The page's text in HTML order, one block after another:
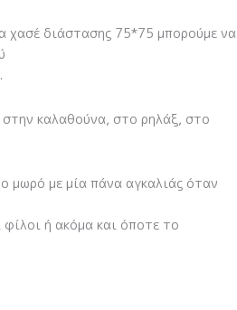
χασέ διάστασης 75*75 μπορούμε να
καλαθούνα, στο ρηλάξ, στο
μωρό με μία πάνα αγκαλιάς όταν
φίλοι ή ακόμα και όποτε το